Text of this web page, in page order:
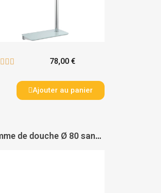
   78,00 €
Ajouter au panier
Pomme de douche Ø 80 sans galerie - NICOLL